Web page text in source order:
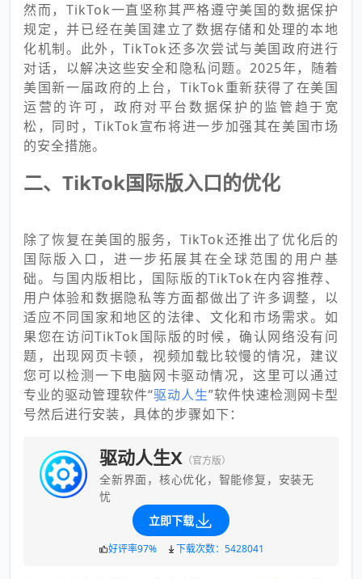
然而，TikTok一直坚称其严格遵守美国的数据保护
规定，并已经在美国建立了数据存储和处理的本地
化机制。此外，TikTok还多次尝试与美国政府进行
对话，以解决这些安全和隐私问题。2025年，随着
美国新一届政府的上台，TikTok重新获得了在美国
运营的许可，政府对平台数据保护的监管趋于宽
松，同时，TikTok宣布将进一步加强其在美国市场
的安全措施。
二、TikTok国际版入口的优化
除了恢复在美国的服务，TikTok还推出了优化后的
国际版入口，进一步拓展其在全球范围的用户基
础。与国内版相比，国际版的TikTok在内容推荐、
用户体验和数据隐私等方面都做出了许多调整，以
适应不同国家和地区的法律、文化和市场需求。如
果您在访问TikTok国际版的时候，确认网络没有问
题，出现网页卡顿，视频加载比较慢的情况，建议
您可以检测一下电脑网卡驱动情况，这里可以通过
专业的驱动管理软件“驱动人生”软件快速检测网卡型
号然后进行安装，具体的步骤如下：
驱动人生X （官方版）
全新界面，核心优化，智能修复，安装无
忧
立即下载
好评率97% 下载次数：5428041